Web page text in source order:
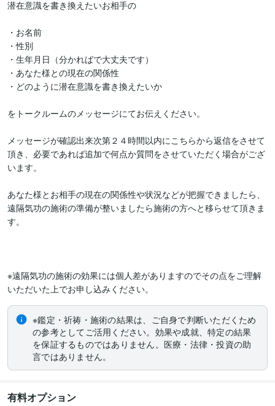
潜在意識を書き換えたいお相手の
・お名前
・性別
・生年月日（分かればで大丈夫です）
・あなた様との現在の関係性
・どのように潜在意識を書き換えたいか
をトークルームのメッセージにてお伝えください。
メッセージが確認出来次第２４時間以内にこちらから返信をさせて
頂き、必要であれば追加で何点か質問をさせていただく場合がござ
います。
あなた様とお相手の現在の関係性や状況などが把握できましたら、
遠隔気功の施術の準備が整いましたら施術の方へと移らせて頂きま
す。
※遠隔気功の施術の効果には個人差がありますのでその点をご理解
いただいた上でお申し込みください。
※鑑定・祈祷・施術の結果は、ご自身で判断いただくため
の参考としてご活用ください。効果や成就、特定の結果
を保証するものではありません。医療・法律・投資の助
言ではありません。
有料オプション